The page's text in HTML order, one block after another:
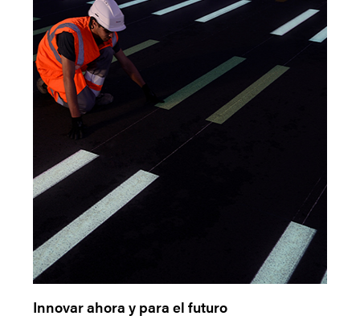
Innovar ahora y para el futuro